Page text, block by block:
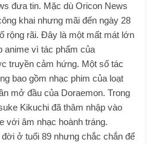
đưa tin. Mặc dù Oricon News
khai nhưng mãi đến ngày 28
rộng rãi. Đây là một mất mát lớn
anime vì tác phẩm của
truyền cảm hứng. Một số tác
bao gồm nhạc phim của loạt
mở đầu của Doraemon. Trong
Kikuchi đã thâm nhập vào
với âm nhạc hoành tráng.
ở tuổi 89 nhưng chắc chắn để